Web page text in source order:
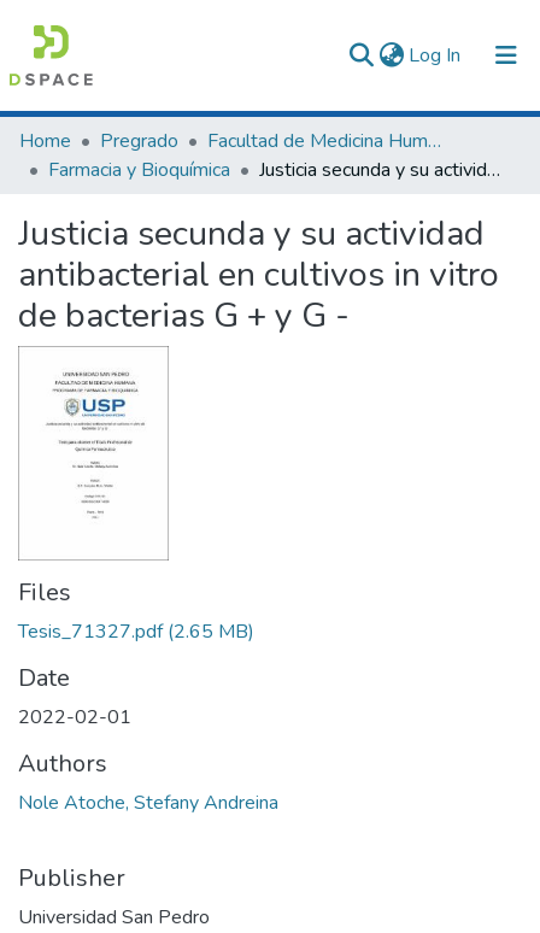
Log In (current)
Communities & Collections
All of DSpace
Statistics
Home Pregrado
Facultad de Medicina Humana
Farmacia y Bioquímica
Justicia secunda y su actividad antibacterial en cultivos in vitro de bacterias G + y G -
Justicia secunda y su actividad
antibacterial en cultivos in vitro
de bacterias G + y G -
Files
Tesis_71327.pdf(2.65 MB)
Date
2022-02-01
Authors
Nole Atoche, Stefany Andreina
Publisher
Universidad San Pedro